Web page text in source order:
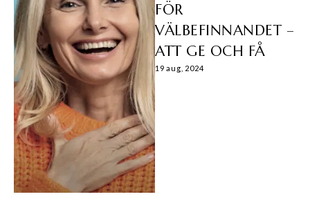
FÖR
VÄLBEFINNANDET –
ATT GE OCH FÅ
19 aug, 2024